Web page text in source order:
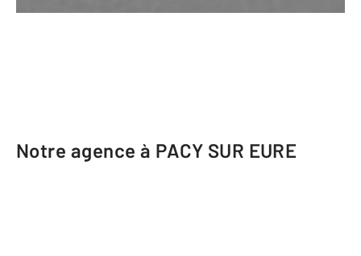
Notre agence à PACY SUR EURE